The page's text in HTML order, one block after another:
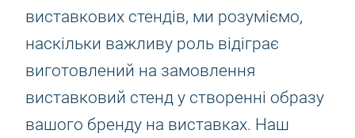
виставкових стендів, ми розуміємо,
наскільки важливу роль відіграє
виготовлений на замовлення
виставковий стенд у створенні образу
вашого бренду на виставках. Наш